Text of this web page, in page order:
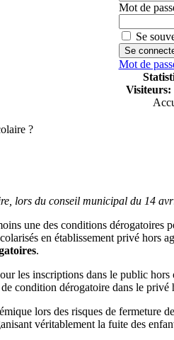
Mot de
Se
Mot de
Visiteurs:
?
lors du conseil municipal du 14
une des conditions
en établissement privé hors
.
les inscriptions dans le public
condition dérogatoire dans le privé
lors des risques de
véritablement la fuite des